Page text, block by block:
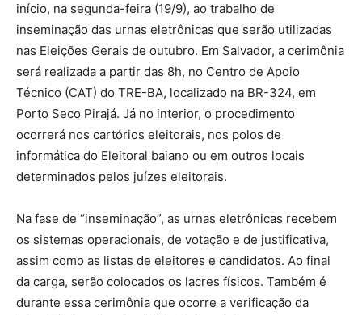
início, na segunda-feira (19/9), ao trabalho de
inseminação das urnas eletrônicas que serão utilizadas
nas Eleições Gerais de outubro. Em Salvador, a cerimônia
será realizada a partir das 8h, no Centro de Apoio
Técnico (CAT) do TRE-BA, localizado na BR-324, em
Porto Seco Pirajá. Já no interior, o procedimento
ocorrerá nos cartórios eleitorais, nos polos de
informática do Eleitoral baiano ou em outros locais
determinados pelos juízes eleitorais.
Na fase de “inseminação”, as urnas eletrônicas recebem
os sistemas operacionais, de votação e de justificativa,
assim como as listas de eleitores e candidatos. Ao final
da carga, serão colocados os lacres físicos. Também é
durante essa cerimônia que ocorre a verificação da